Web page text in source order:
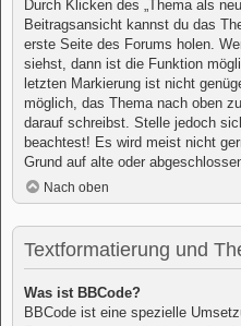
Durch Klicken des „Thema als
Beitragsansicht kannst du das
erste Seite des Forums holen.
siehst, dann ist die Funktion
letzten Markierung ist nicht
möglich, das Thema nach oben
darauf schreibst. Stelle jedoch
beachtest! Es wird meist nicht
Grund auf alte oder
Nach oben
Textformatierung und
Was ist BBCode?
BBCode ist eine spezielle